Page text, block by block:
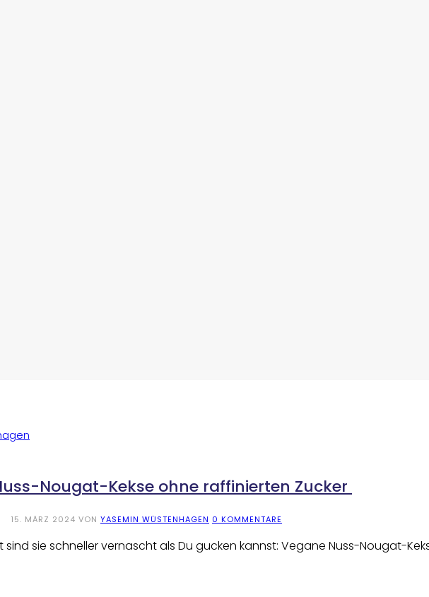
Nougat-Kekse ohne raffinierten Zucker
15. MÄRZ 2024 VON YASEMIN WÜSTENHAGEN 0 KOMMENTARE
sie schneller vernascht als Du gucken kannst: Vegane Nuss-Nougat-